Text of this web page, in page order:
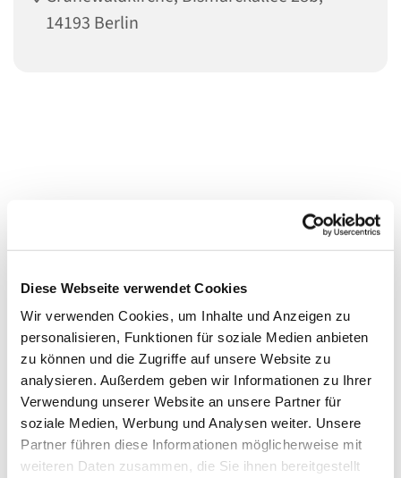
Diese Webseite verwendet Cookies
Wir verwenden Cookies, um Inhalte und Anzeigen zu
personalisieren, Funktionen für soziale Medien anbieten
zu können und die Zugriffe auf unsere Website zu
analysieren. Außerdem geben wir Informationen zu Ihrer
Verwendung unserer Website an unsere Partner für
soziale Medien, Werbung und Analysen weiter. Unsere
Partner führen diese Informationen möglicherweise mit
weiteren Daten zusammen, die Sie ihnen bereitgestellt
14193 Berlin